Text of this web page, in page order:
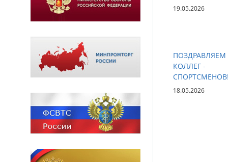
19.05.2026
ПОЗДРАВЛЯЕМ
КОЛЛЕГ -
18.05.2026